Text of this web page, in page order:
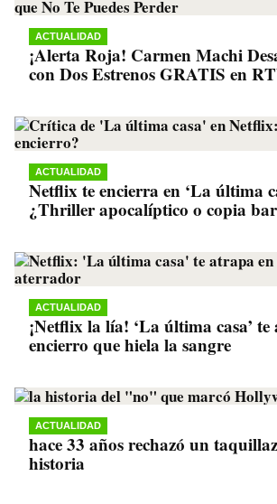
ACTUALIDAD
¡Alerta Roja! Carmen Machi
con Dos Estrenos GRATIS en
ACTUALIDAD
Netflix te encierra en ‘La última
¿Thriller apocalíptico o copia
ACTUALIDAD
¡Netflix la lía! ‘La última casa’
encierro que hiela la sangre
ACTUALIDAD
hace 33 años rechazó un
historia